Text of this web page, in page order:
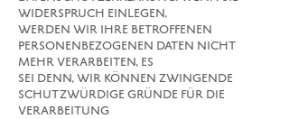
WIDERSPRUCH EINLEGEN,
WERDEN WIR IHRE BETROFFENEN
PERSONENBEZOGENEN DATEN NICHT
MEHR VERARBEITEN, ES
SEI DENN, WIR KÖNNEN ZWINGENDE
SCHUTZWÜRDIGE GRÜNDE FÜR DIE
VERARBEITUNG